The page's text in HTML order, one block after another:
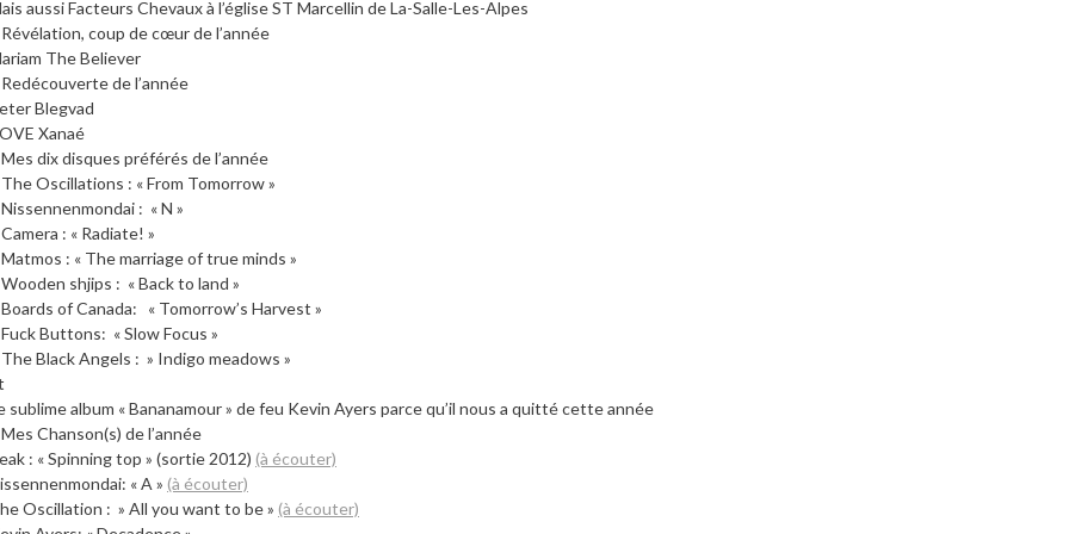
aussi Facteurs Chevaux à l’église ST Marcellin de La-Salle-Les-Alpes
coup de cœur de l’année
The Believer
de l’année
Blegvad
Xanaé
dix disques préférés de l’année
Oscillations : « From Tomorrow »
: « N »
: « Radiate! »
: « The marriage of true minds »
shjips : « Back to land »
of Canada: « Tomorrow’s Harvest »
Buttons: « Slow Focus »
Black Angels : » Indigo meadows »
sublime album « Bananamour » de feu Kevin Ayers parce qu’il nous a quitté cette année
Chanson(s) de l’année
: « Spinning top » (sortie 2012) (à écouter)
« A » (à écouter)
Oscillation : » All you want to be » (à écouter)